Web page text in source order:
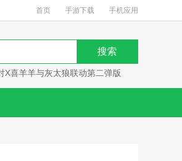
首页 手游下载 手机应用
X喜羊羊与灰太狼联动第二弹版